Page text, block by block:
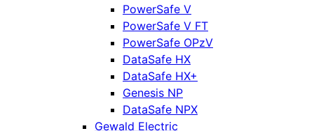
PowerSafe V
PowerSafe V FT
PowerSafe OPzV
DataSafe HX
DataSafe HX+
Genesis NP
DataSafe NPX
Gewald Electric